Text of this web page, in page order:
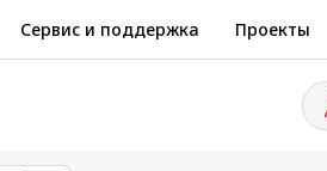
Сервис и поддержка Проекты